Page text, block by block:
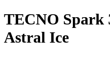
TECNO Spark
Astral Ice